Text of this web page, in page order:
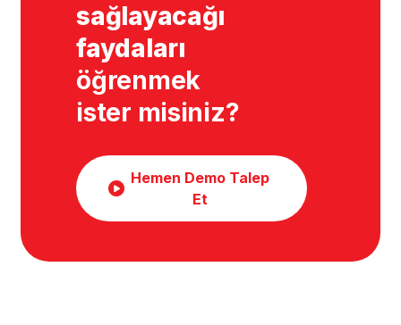
sağlayacağı
faydaları
öğrenmek
ister misiniz?
Hemen Demo Talep
Et